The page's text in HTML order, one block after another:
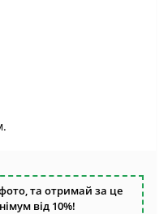
та отримай за це
від 10%!